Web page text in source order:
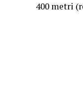
400 metri